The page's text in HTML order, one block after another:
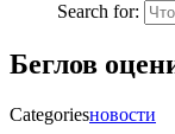
Search for:
Беглов
Categoriesновости